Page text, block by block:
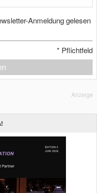
Anmeldung gelesen
* Pflichtfeld
Anzeige